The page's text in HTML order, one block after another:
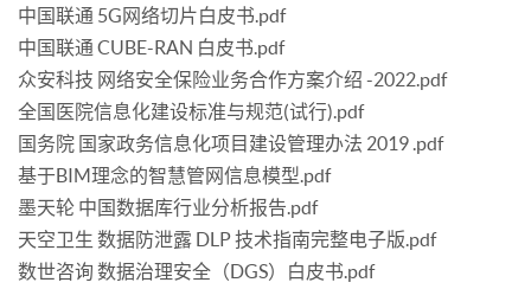
中国联通 5G网络切片白皮书.pdf
中国联通 CUBE-RAN 白皮书.pdf
众安科技 网络安全保险业务合作方案介绍 -2022.pdf
全国医院信息化建设标准与规范(试行).pdf
国务院 国家政务信息化项目建设管理办法 2019 .pdf
基于BIM理念的智慧管网信息模型.pdf
墨天轮 中国数据库行业分析报告.pdf
天空卫生 数据防泄露 DLP 技术指南完整电子版.pdf
数世咨询 数据治理安全（DGS）白皮书.pdf